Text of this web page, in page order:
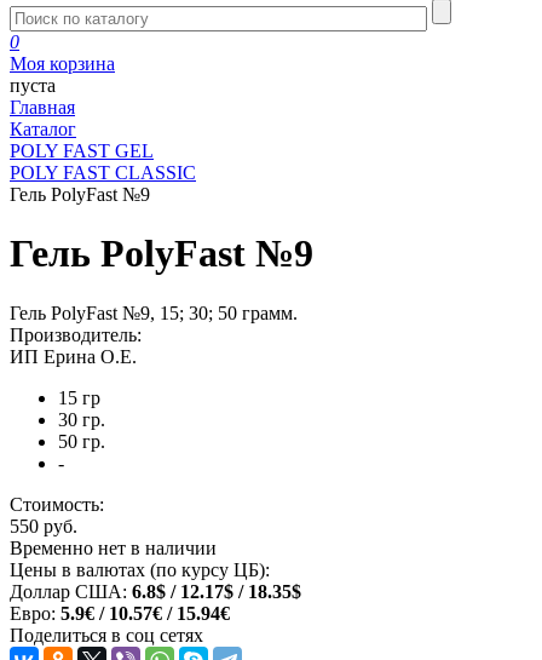
0
Моя корзина
пуста
Главная
Каталог
POLY FAST GEL
POLY FAST CLASSIC
Гель PolyFast №9
Гель PolyFast №9
Гель PolyFast №9, 15; 30; 50 грамм.
Производитель:
ИП Ерина О.Е.
15 гр
30 гр.
50 гр.
-
Стоимость:
550 руб.
Временно нет в наличии
Цены в валютах (по курсу ЦБ):
Доллар США: 6.8$ / 12.17$ / 18.35$
Евро: 5.9€ / 10.57€ / 15.94€
Поделиться в соц сетях